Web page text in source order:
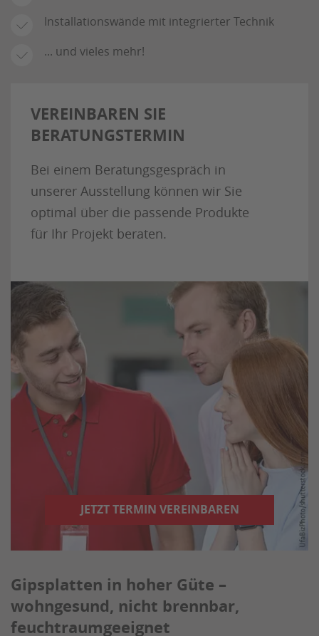
Installationswände mit integrierter Technik
... und vieles mehr!
VEREINBAREN SIE
BERATUNGSTERMIN
Bei einem Beratungsgespräch in
unserer Ausstellung können wir Sie
optimal über die passende Produkte
für Ihr Projekt beraten.
JETZT TERMIN VEREINBAREN
Gipsplatten in hoher Güte –
wohngesund, nicht brennbar,
feuchtraumgeeignet